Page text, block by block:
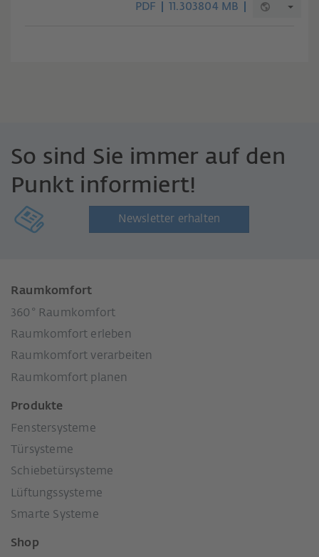
PDF 11.303804 MB
So sind Sie immer auf den
Punkt informiert!
Newsletter erhalten
Raumkomfort
360° Raumkomfort
Raumkomfort erleben
Raumkomfort verarbeiten
Raumkomfort planen
Produkte
Fenstersysteme
Türsysteme
Schiebetürsysteme
Lüftungssysteme
Smarte Systeme
Shop